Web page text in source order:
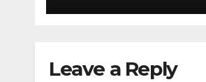
Leave a Reply